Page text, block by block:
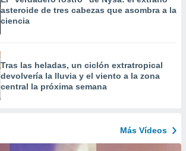
asteroide de tres cabezas que asombra a la
ciencia
Tras las heladas, un ciclón extratropical
devolvería la lluvia y el viento a la zona
central la próxima semana
Más Vídeos